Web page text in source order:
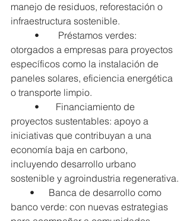
manejo de residuos, reforestación o
infraestructura sostenible.
•        Préstamos verdes:
otorgados a empresas para proyectos
específicos como la instalación de
paneles solares, eficiencia energética
o transporte limpio.
•       Financiamiento de
proyectos sustentables: apoyo a
iniciativas que contribuyan a una
economía baja en carbono,
incluyendo desarrollo urbano
sostenible y agroindustria regenerativa.
•      Banca de desarrollo como
banco verde: con nuevas estrategias